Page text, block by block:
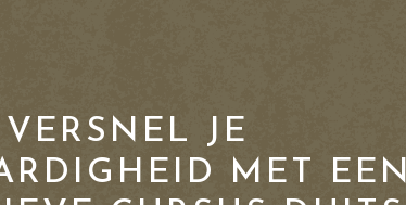
VERSNEL JE
MET EEN